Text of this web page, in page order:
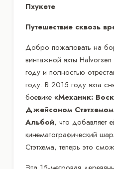
Пхукете
Путешествие сквозь
Добро пожаловать на
винтажной яхты
году и полностью
году. В 2015 году яхта
боевике «Механик:
Джейсоном
Альбой, что добавляет
кинематографический
Стэтхема, теперь это